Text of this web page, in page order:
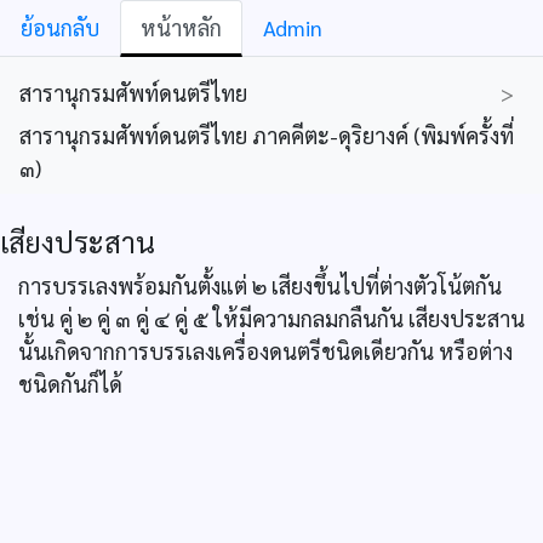
ย้อนกลับ หน้าหลัก Admin
สารานุกรมศัพท์ดนตรีไทย
>
สารานุกรมศัพท์ดนตรีไทย ภาคคีตะ-ดุริยางค์ (พิมพ์ครั้งที่
๓)
เสียงประสาน
การบรรเลงพร้อมกันตั้งแต่ ๒ เสียงขึ้นไปที่ต่างตัวโน้ตกัน
เช่น คู่ ๒ คู่ ๓ คู่ ๔ คู่ ๕ ให้มีความกลมกลืนกัน เสียงประสาน
นั้นเกิดจากการบรรเลงเครื่องดนตรีชนิดเดียวกัน หรือต่าง
ชนิดกันก็ได้